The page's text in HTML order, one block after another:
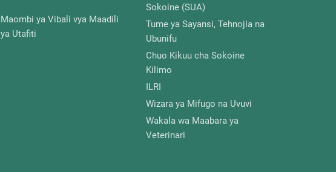
Maombi ya Vibali vya Maadili
ya Utafiti
Sokoine (SUA)
Tume ya Sayansi, Tehnojia na
Ubunifu
Chuo Kikuu cha Sokoine
Kilimo
ILRI
Wizara ya Mifugo na Uvuvi
Wakala wa Maabara ya
Veterinari